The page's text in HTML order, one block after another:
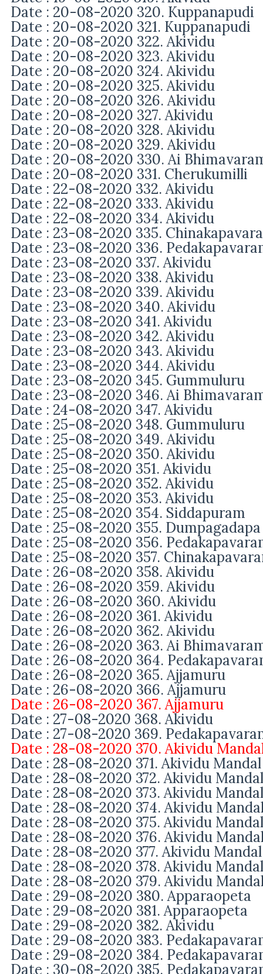
Date : 20-08-2020 320. Kuppanapudi
Date : 20-08-2020 321. Kuppanapudi
Date : 20-08-2020 322. Akividu
Date : 20-08-2020 323. Akividu
Date : 20-08-2020 324. Akividu
Date : 20-08-2020 325. Akividu
Date : 20-08-2020 326. Akividu
Date : 20-08-2020 327. Akividu
Date : 20-08-2020 328. Akividu
Date : 20-08-2020 329. Akividu
Date : 20-08-2020 330. Ai
Date : 20-08-2020 331. Cherukumilli
Date : 22-08-2020 332. Akividu
Date : 22-08-2020 333. Akividu
Date : 22-08-2020 334. Akividu
Date : 23-08-2020 335.
Date : 23-08-2020 336.
Date : 23-08-2020 337. Akividu
Date : 23-08-2020 338. Akividu
Date : 23-08-2020 339. Akividu
Date : 23-08-2020 340. Akividu
Date : 23-08-2020 341. Akividu
Date : 23-08-2020 342. Akividu
Date : 23-08-2020 343. Akividu
Date : 23-08-2020 344. Akividu
Date : 23-08-2020 345. Gummuluru
Date : 23-08-2020 346. Ai
Date : 24-08-2020 347. Akividu
Date : 25-08-2020 348. Gummuluru
Date : 25-08-2020 349. Akividu
Date : 25-08-2020 350. Akividu
Date : 25-08-2020 351. Akividu
Date : 25-08-2020 352. Akividu
Date : 25-08-2020 353. Akividu
Date : 25-08-2020 354. Siddapuram
Date : 25-08-2020 355. Dumpagadapa
Date : 25-08-2020 356.
Date : 25-08-2020 357.
Date : 26-08-2020 358. Akividu
Date : 26-08-2020 359. Akividu
Date : 26-08-2020 360. Akividu
Date : 26-08-2020 361. Akividu
Date : 26-08-2020 362. Akividu
Date : 26-08-2020 363. Ai
Date : 26-08-2020 364.
Date : 26-08-2020 365. Ajjamuru
Date : 26-08-2020 366. Ajjamuru
Date : 26-08-2020 367. Ajjamuru
Date : 27-08-2020 368. Akividu
Date : 27-08-2020 369.
Date : 28-08-2020 370. Akividu
Date : 28-08-2020 371. Akividu
Date : 28-08-2020 372. Akividu
Date : 28-08-2020 373. Akividu
Date : 28-08-2020 374. Akividu
Date : 28-08-2020 375. Akividu
Date : 28-08-2020 376. Akividu
Date : 28-08-2020 377. Akividu
Date : 28-08-2020 378. Akividu
Date : 28-08-2020 379. Akividu
Date : 29-08-2020 380. Apparaopeta
Date : 29-08-2020 381. Apparaopeta
Date : 29-08-2020 382. Akividu
Date : 29-08-2020 383.
Date : 29-08-2020 384.
Date : 30-08-2020 385.